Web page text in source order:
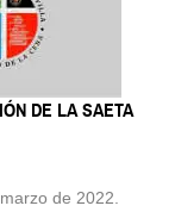
DE LA SAETA
de 2022.